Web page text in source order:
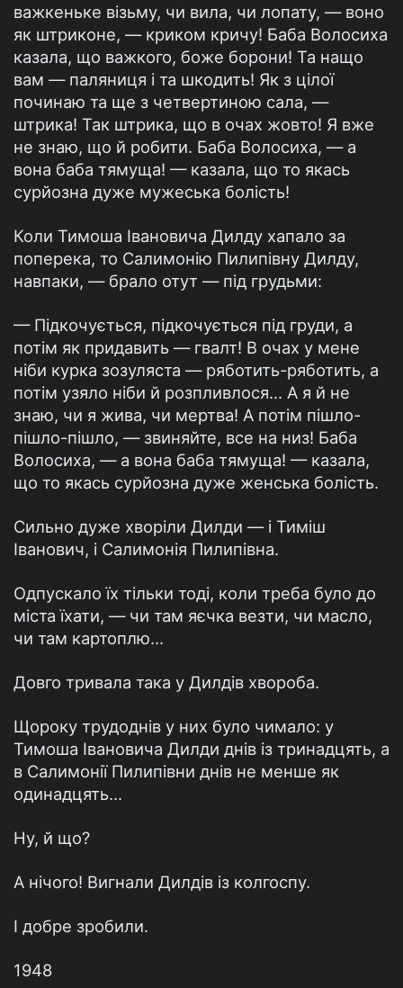
важкеньке вiзьму, чи вила, чи лопату, — воно
як штриконе, — криком кричу! Баба Волосиха
казала, що важкого, боже борони! Та нащо
вам — паляниця i та шкодить! Як з цiлої
починаю та ще з четвертиною сала, —
штрика! Так штрика, що в очах жовто! Я вже
не знаю, що й робити. Баба Волосиха, — а
вона баба тямуща! — казала, що то якась
сурйозна дуже мужеська болiсть!
Коли Тимоша Iвановича Дилду хапало за
поперека, то Салимонiю Пилипiвну Дилду,
навпаки, — брало отут — пiд грудьми:
— Пiдкочується, пiдкочується пiд груди, а
потiм як придавить — гвалт! В очах у мене
нiби курка зозуляста — ряботить-ряботить, а
потiм узяло нiби й розпливлося... А я й не
знаю, чи я жива, чи мертва! А потiм пiшло-
пiшло-пiшло, — звиняйте, все на низ! Баба
Волосиха, — а вона баба тямуща! — казала,
що то якась сурйозна дуже женська болiсть.
Сильно дуже хворiли Дилди — i Тимiш
Iванович, i Салимонiя Пилипiвна.
Одпускало їх тiльки тодi, коли треба було до
мiста їхати, — чи там яєчка везти, чи масло,
чи там картоплю...
Довго тривала така у Дилдiв хвороба.
Щороку трудоднiв у них було чимало: у
Тимоша Iвановича Дилди днiв iз тринадцять, а
в Салимонiї Пилипiвни днiв не менше як
одинадцять...
Ну, й що?
А нiчого! Вигнали Дилдiв iз колгоспу.
I добре зробили.
1948